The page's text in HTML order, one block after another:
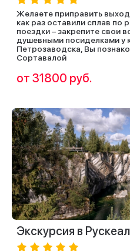
Желаете приправить
как раз оставили сплав по
поездки – закрепите свои
душевными посиделками у
Петрозаводска, Вы
Сортавалой
от 31800 руб.
Экскурсия в